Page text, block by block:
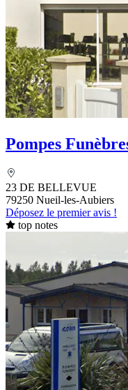
Pompes
23 DE BELLEVUE
79250 Nueil-les-Aubiers
Déposez le premier avis !
top notes